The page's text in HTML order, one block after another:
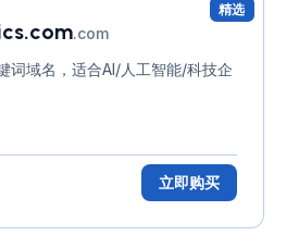
精选
.com
词域名，适合AI/人工智能/科技企
立即购买